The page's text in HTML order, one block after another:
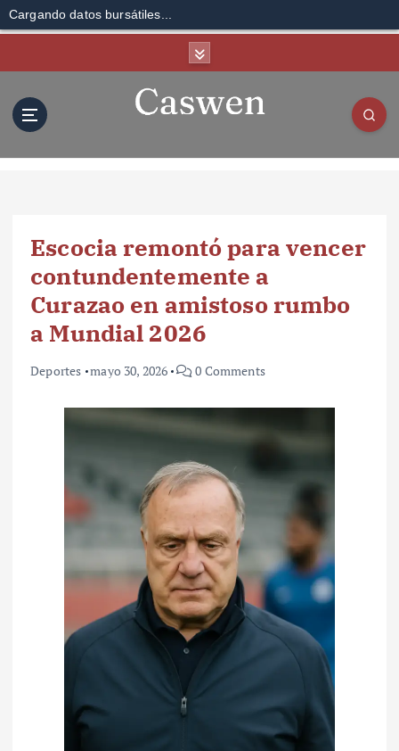
Cargando datos bursátiles...
Escocia remontó para vencer
contundentemente a
Curazao en amistoso rumbo
a Mundial 2026
Deportes mayo 30, 2026 0 Comments